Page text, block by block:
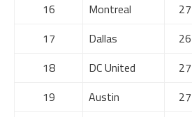
16
Montreal 27
17
Dallas 26
18
DC United 27
19
Austin 27